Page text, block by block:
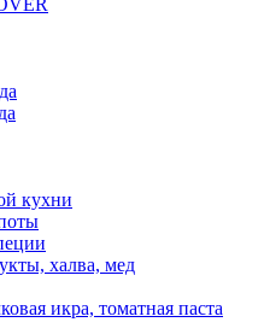
кухни
халва, мед
икра, томатная паста